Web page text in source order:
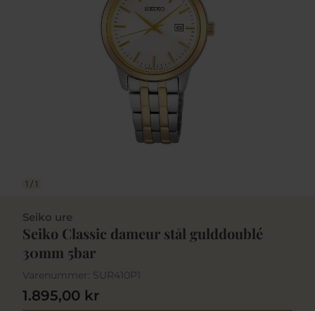
1 / 1
Seiko ure
Seiko Classic dameur stål gulddoublé
30mm 5bar
Varenummer: SUR410P1
1.895,00 kr